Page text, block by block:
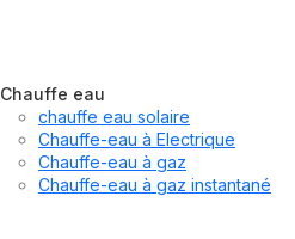
Chauffe eau
chauffe eau solaire
Chauffe-eau à Electrique
Chauffe-eau à gaz
Chauffe-eau à gaz instantané